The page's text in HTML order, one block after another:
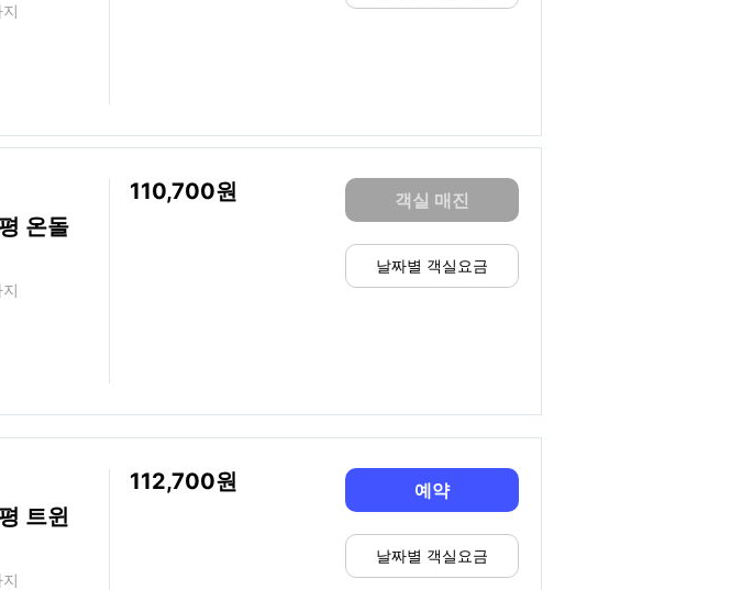
온돌
110,700 객실 매진
날짜별 객실요금
트윈
112,700 예약
날짜별 객실요금